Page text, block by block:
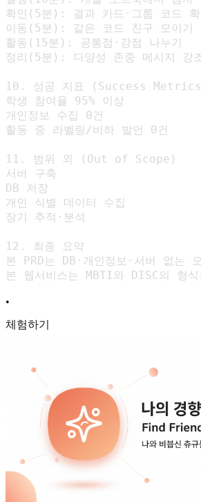
확인(5분): 결과 카드·그룹 코드 확
이동(5분): 같은 코드 친구 모이기
활동(15분): 공통점·강점 나누기
정리(5분): 다양성 존중 메시지 강
10. 성공 지표 (Success
학생 참여율 95% 이상
개인정보 수집 0건
활동 중 라벨링/비하 발언 0건
11. 범위 외 (Out of Scope)
서버 구축
DB 저장
개인 식별 데이터 수집
장기 추적·분석
12. 최종 요약
본 PRD는 DB·개인정보·서버 없
본 웹서비스는 MBTI와 DISC의 형
•
체험하기